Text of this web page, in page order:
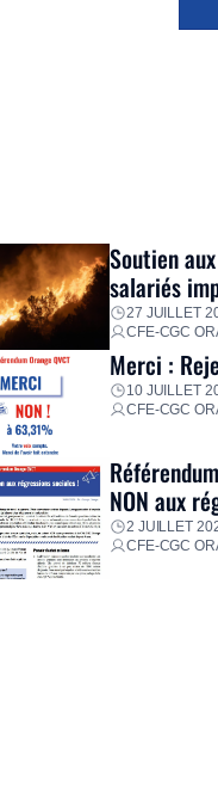
Soutien
salariés
27 JUILLET
CFE-CGC
Merci :
10 JUILLET
CFE-CGC
NON aux
2 JUILLET
CFE-CGC